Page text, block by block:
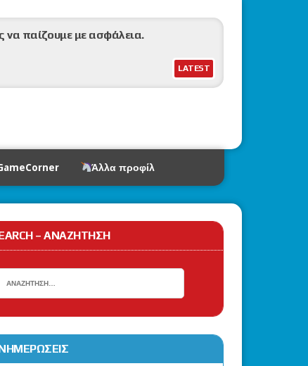
LATEST
να παίζουμε με ασφάλεια.
Άλλα προφίλ
– ΑΝΑΖΉΤΗΣΗ